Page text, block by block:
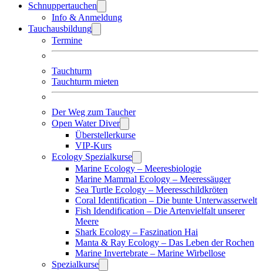
Schnuppertauchen
Info & Anmeldung
Tauchausbildung
Termine
Tauchturm
Tauchturm mieten
Der Weg zum Taucher
Open Water Diver
Überstellerkurse
VIP-Kurs
Ecology Spezialkurse
Marine Ecology – Meeresbiologie
Marine Mammal Ecology – Meeressäuger
Sea Turtle Ecology – Meeresschildkröten
Coral Identification – Die bunte Unterwasserwelt
Fish Idendification – Die Artenvielfalt unserer
Meere
Shark Ecology – Faszination Hai
Manta & Ray Ecology – Das Leben der Rochen
Marine Invertebrate – Marine Wirbellose
Spezialkurse